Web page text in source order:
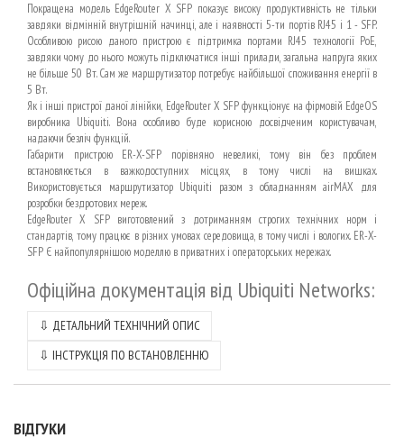
Покращена модель EdgeRouter X SFP показує високу продуктивність не тільки
завдяки відмінній внутрішній начинці, але і наявності 5-ти портів RJ45 і 1 - SFP.
Особливою рисою даного пристрою є підтримка портами RJ45 технології PoE,
завдяки чому до нього можуть підключатися інші прилади, загальна напруга яких
не більше 50 Вт. Сам же маршрутизатор потребує найбільшої споживання енергії в
5 Вт.
Як і інші пристрої даної лінійки, EdgeRouter X SFP функціонує на фірмовій EdgeOS
виробника Ubiquiti. Вона особливо буде корисною досвідченим користувачам,
надаючи безліч функцій.
Габарити пристрою ER-X-SFP порівняно невеликі, тому він без проблем
встановлюється в важкодоступних місцях, в тому числі на вишках.
Використовується маршрутизатор Ubiquiti разом з обладнанням airMAX для
розробки бездротових мереж.
EdgeRouter X SFP виготовлений з дотриманням строгих технічних норм і
стандартів, тому працює в різних умовах середовища, в тому числі і вологих. ER-X-
SFP Є найпопулярнішою моделлю в приватних і операторських мережах.
Офіційна документація від Ubiquiti Networks:
⇩ ДЕТАЛЬНИЙ ТЕХНІЧНИЙ ОПИС
⇩ ІНСТРУКЦІЯ ПО ВСТАНОВЛЕННЮ
ВІДГУКИ